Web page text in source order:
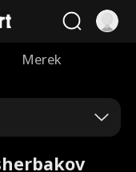
Merek